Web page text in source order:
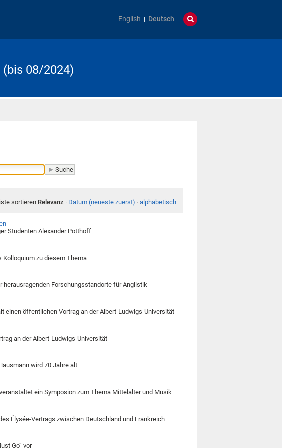
English Deutsch
08/2024)
sortieren Relevanz · Datum (neueste zuerst) · alphabetisch
Studenten Alexander Potthoff
Kolloquium zu diesem Thema
herausragenden Forschungsstandorte für Anglistik
einen öffentlichen Vortrag an der Albert-Ludwigs-Universität
an der Albert-Ludwigs-Universität
wird 70 Jahre alt
ein Symposion zum Thema Mittelalter und Musik
Élysée-Vertrags zwischen Deutschland und Frankreich
Go“ vor